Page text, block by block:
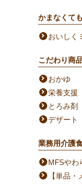
かまなくて
おいしく
こだわり商
おかゆ
栄養支援
とろみ剤
デザート
業務用介護
MFSやわ
【単品